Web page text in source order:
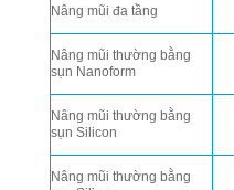
Nâng mũi đa tầng
Nâng mũi thường bằng
sụn Nanoform
Nâng mũi thường bằng
sụn Silicon
Nâng mũi thường bằng